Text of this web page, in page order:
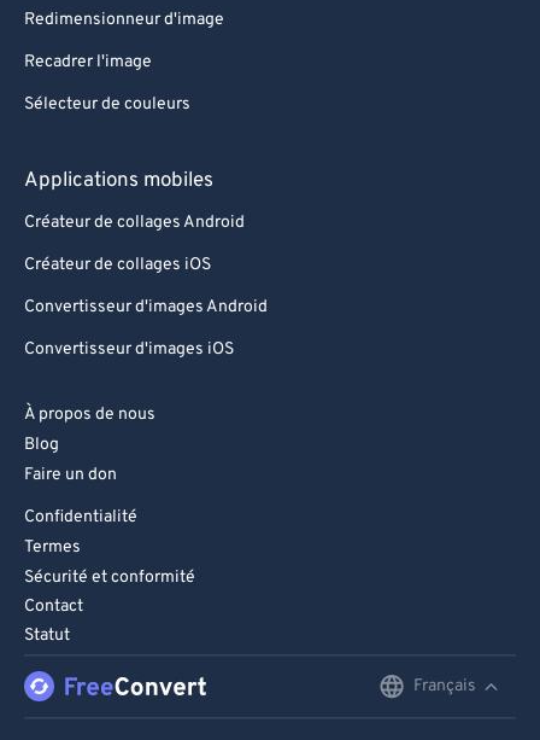
Redimensionneur d'image
Recadrer l'image
Sélecteur de couleurs
Applications mobiles
Créateur de collages Android
Créateur de collages iOS
Convertisseur d'images Android
Convertisseur d'images iOS
À propos de nous
Blog
Faire un don
Confidentialité
Termes
Sécurité et conformité
Contact
Statut
Français